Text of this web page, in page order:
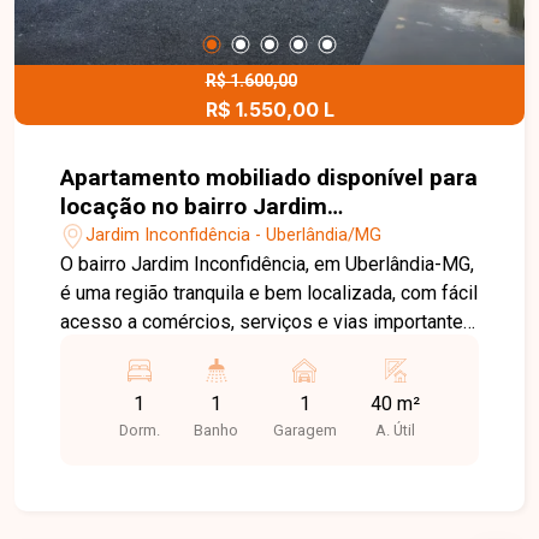
R$ 1.600,00
R$ 1.550,00 L
Apartamento mobiliado disponível para
locação no bairro Jardim
Inconfidência em Uberlândia-MG
Jardim Inconfidência - Uberlândia/MG
O bairro Jardim Inconfidência, em Uberlândia-MG,
é uma região tranquila e bem localizada, com fácil
acesso a comércios, serviços e vias importantes
conforto no dia a dia. Apartamento tipo loft
totalmente mobiliado, com móveis e
eletrodomésticos conforme fotos, distribuído em
1
Dorm.
1
Banho
1
Garagem
40 m²
A. Útil